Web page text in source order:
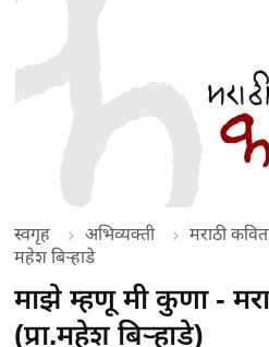
स्वगृह अभिव्यक्ती मराठी
महेश बिऱ्हाडे
माझे म्हणू मी कुणा -
(प्रा.महेश बिऱ्हाडे)